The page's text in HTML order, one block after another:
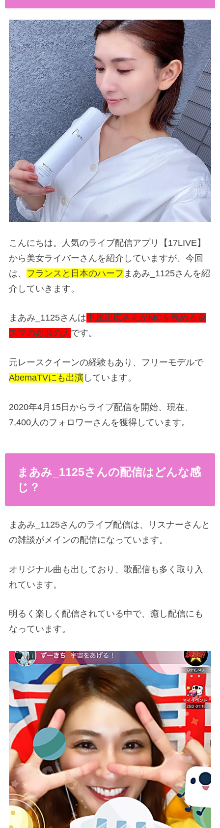
こんにちは。人気のライブ配信アプリ【17LIVE】
から美女ライバーさんを紹介していますが、今回
は、 フランスと日本のハーフ まあみ_1125さんを紹
介していきます。
まあみ_1125さんは中居正広さんがMCを務める金
スマの赤服の人 です。
元レースクイーンの経験もあり、フリーモデルで
AbemaTVにも出演 しています。
2020年4月15日からライブ配信を開始、現在、
7,400人のフォロワーさんを獲得しています。
まあみ_1125さんの配信はどんな感
じ？
まあみ_1125さんのライブ配信は、リスナーさんと
の雑談がメインの配信になっています。
オリジナル曲も出しており、歌配信も多く取り入
れています。
明るく楽しく配信されている中で、癒し配信にも
なっています。